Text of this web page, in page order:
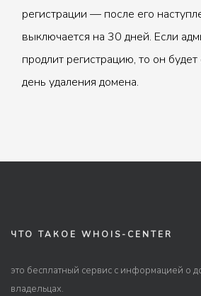
регистрации — после его
выключается на 30 дней. Если
продлит регистрацию, то он
день удаления домена.
ЧТО ТАКОЕ WHOIS-CENTER
это бесплатный сервис с информацией о
владельцах.